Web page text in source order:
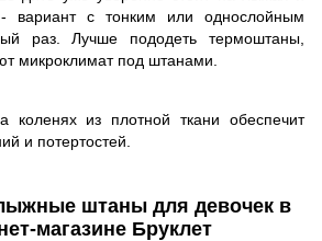
- вариант с тонким или однослойным
раз. Лучше пододеть термоштаны,
микроклимат под штанами.
коленях из плотной ткани обеспечит
и потертостей.
штаны для девочек в
магазине Бруклет